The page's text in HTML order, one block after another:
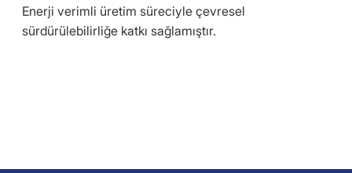
Enerji verimli üretim süreciyle çevresel
sürdürülebilirliğe katkı sağlamıştır.